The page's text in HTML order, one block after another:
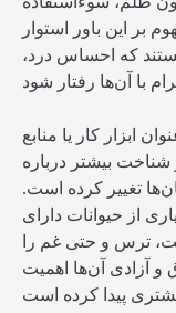
بر این باور استوار
که احساس درد،
ابزار کار یا منابع
بیشتر درباره
تغییر کرده است.
از حیوانات دارای
ترس و حتی غم را
و آزادی آن‌ها اهمیت